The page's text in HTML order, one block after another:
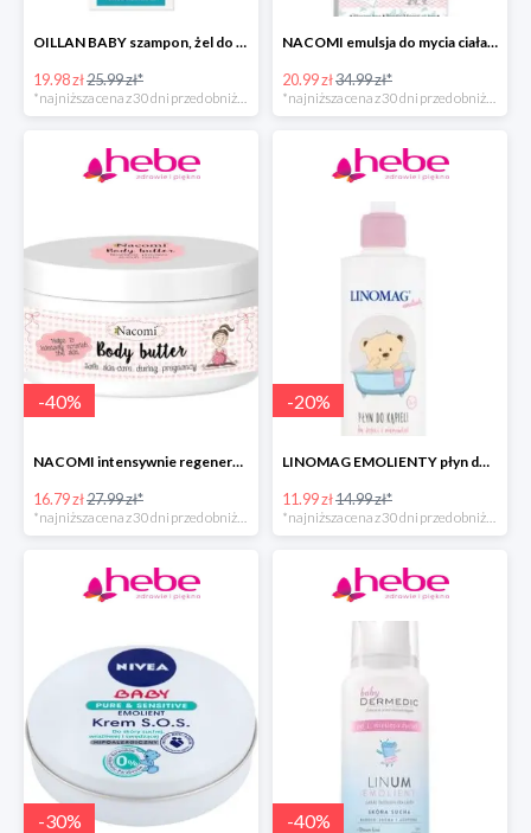
OILLAN BABY szampon, żel do kąpieli i pod prysznic, 200 ml
19.98 zł25.99 zł*
*najniższa cena z 30 dni przed obniżką
NACOMI emulsja do mycia ciała dla dzieci
20.99 zł34.99 zł*
*najniższa cena z 30 dni przed obniżką
-40%
NACOMI intensywnie regenerujące masło do ciała dla kobiet w ciąży
16.79 zł27.99 zł*
*najniższa cena z 30 dni przed obniżką
-20%
LINOMAG EMOLIENTY płyn do kąpieli dla dzieci i niemowląt
11.99 zł14.99 zł*
*najniższa cena z 30 dni przed obniżką
-30% -40%